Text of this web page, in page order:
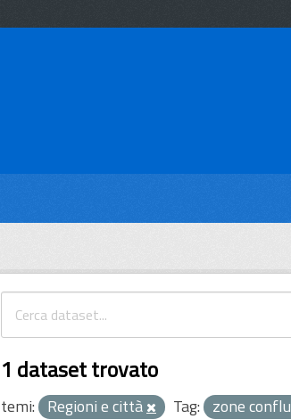
1 dataset trovato
temi: Regioni e città Tag: zone